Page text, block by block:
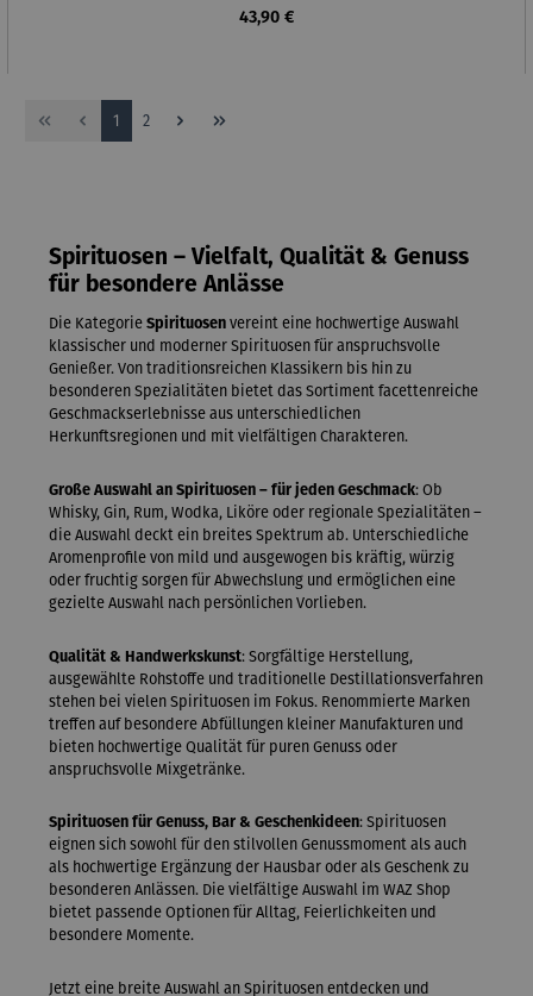
Regulärer Preis:
43,90 €
Seite
1 Seite
2
Spirituosen – Vielfalt, Qualität & Genuss
für besondere Anlässe
Die Kategorie Spirituosen vereint eine hochwertige Auswahl
klassischer und moderner Spirituosen für anspruchsvolle
Genießer. Von traditionsreichen Klassikern bis hin zu
besonderen Spezialitäten bietet das Sortiment facettenreiche
Geschmackserlebnisse aus unterschiedlichen
Herkunftsregionen und mit vielfältigen Charakteren.
Große Auswahl an Spirituosen – für jeden Geschmack: Ob
Whisky, Gin, Rum, Wodka, Liköre oder regionale Spezialitäten –
die Auswahl deckt ein breites Spektrum ab. Unterschiedliche
Aromenprofile von mild und ausgewogen bis kräftig, würzig
oder fruchtig sorgen für Abwechslung und ermöglichen eine
gezielte Auswahl nach persönlichen Vorlieben.
Qualität & Handwerkskunst: Sorgfältige Herstellung,
ausgewählte Rohstoffe und traditionelle Destillationsverfahren
stehen bei vielen Spirituosen im Fokus. Renommierte Marken
treffen auf besondere Abfüllungen kleiner Manufakturen und
bieten hochwertige Qualität für puren Genuss oder
anspruchsvolle Mixgetränke.
Spirituosen für Genuss, Bar & Geschenkideen: Spirituosen
eignen sich sowohl für den stilvollen Genussmoment als auch
als hochwertige Ergänzung der Hausbar oder als Geschenk zu
besonderen Anlässen. Die vielfältige Auswahl im WAZ Shop
bietet passende Optionen für Alltag, Feierlichkeiten und
besondere Momente.
Jetzt eine breite Auswahl an Spirituosen entdecken und